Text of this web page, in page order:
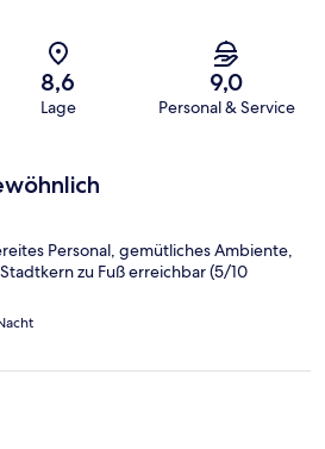
8,6
Lage
9,0
Personal & Service
Personal, gemütliches Ambiente,
zu Fuß erreichbar (5/10